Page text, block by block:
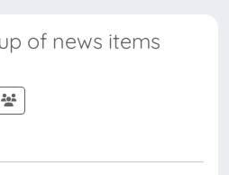
of news items